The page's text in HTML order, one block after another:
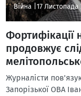
Війна | 17 Листопада
Фортифікації
продовжує
Журналісти
Запорізької ОВА